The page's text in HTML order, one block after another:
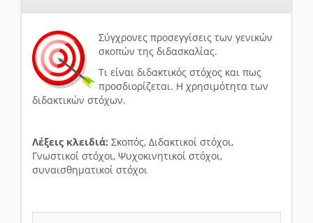
Σύγχρονες προσεγγίσεις των γενικών
σκοπών της διδασκαλίας.
Τι είναι διδακτικός στόχος και πως
προσδιορίζεται. Η χρησιμότητα των
διδακτικών στόχων.
Λέξεις κλειδιά: Σκοπός, Διδακτικοί στόχοι,
Γνωστικοί στόχοι, Ψυχοκινητικοί στόχοι,
συναισθηματικοί στόχοι